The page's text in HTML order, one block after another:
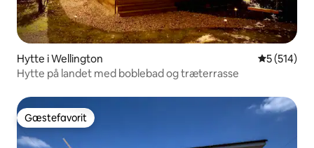
Hytte i Wellington 5 ud af 5 i
5 (514)
Hytte på landet med boblebad og træterrasse
Gæstefavorit
Gæstefavorit